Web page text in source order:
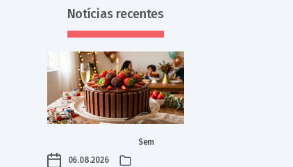
Notícias recentes
06.08.2026
Sem